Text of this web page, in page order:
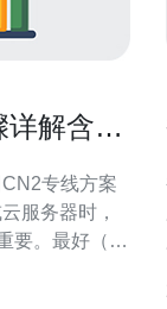
解含路
专线方案
服务器时，
要。最好（延
宽和附加服